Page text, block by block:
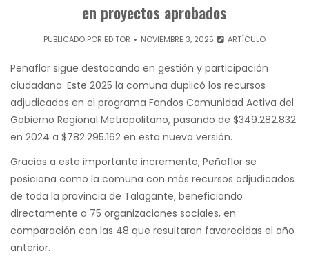
en proyectos aprobados
PUBLICADO POR EDITOR NOVIEMBRE 3, 2025 ARTÍCULO
Peñaflor sigue destacando en gestión y participación
ciudadana. Este 2025 la comuna duplicó los recursos
adjudicados en el programa Fondos Comunidad Activa del
Gobierno Regional Metropolitano, pasando de $349.282.832
en 2024 a $782.295.162 en esta nueva versión.
Gracias a este importante incremento, Peñaflor se
posiciona como la comuna con más recursos adjudicados
de toda la provincia de Talagante, beneficiando
directamente a 75 organizaciones sociales, en
comparación con las 48 que resultaron favorecidas el año
anterior.